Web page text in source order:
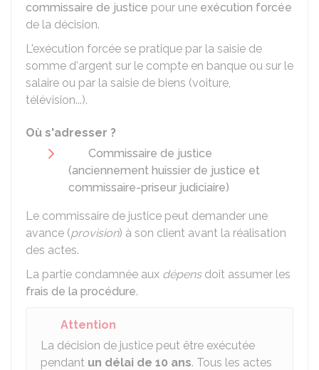
commissaire de justice pour une exécution forcée
de la décision.
L'exécution forcée se pratique par la saisie de
somme d'argent sur le compte en banque ou sur le
salaire ou par la saisie de biens (voiture,
télévision...).
Où s'adresser ?
Commissaire de justice
(anciennement huissier de justice et
commissaire-priseur judiciaire)
Le commissaire de justice peut demander une
avance (provision) à son client avant la réalisation
des actes.
La partie condamnée aux dépensdoit assumer les
frais de la procédure.
Attention
La décision de justice peut être exécutée
pendant un délai de 10 ans. Tous les actes